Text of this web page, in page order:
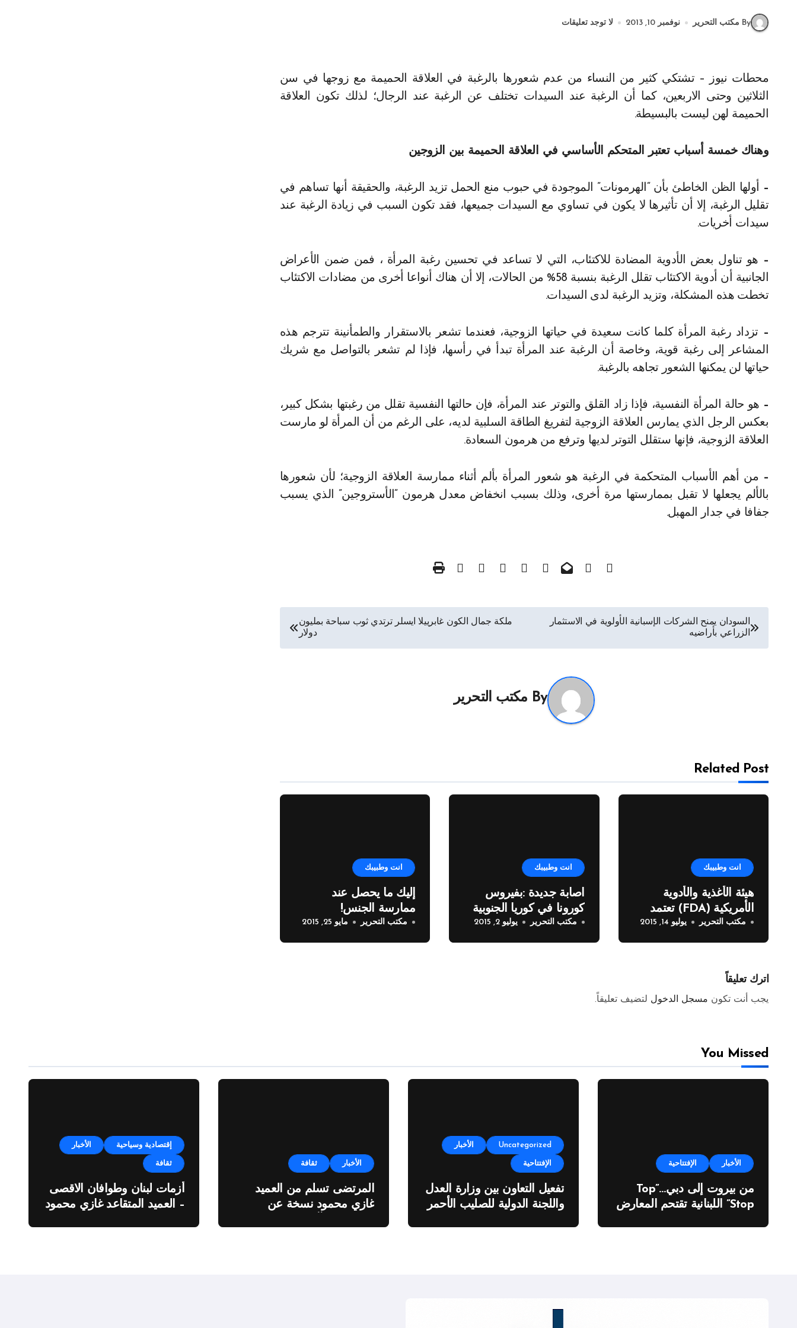
By مكتب التحرير نوفمبر 10, 2013 لا توجد تعليقات
محطات نيوز – تشتكي كثير من النساء من عدم شعورها بالرغبة في العلاقة الحميمة مع زوجها في سن
الثلاثين وحتى الاربعين، كما أن الرغبة عند السيدات تختلف عن الرغبة عند الرجال؛ لذلك تكون العلاقة
الحميمة لهن ليست بالبسيطة.
وهناك خمسة أسباب تعتبر المتحكم الأساسي في العلاقة الحميمة بين الزوجين
– أولها الظن الخاطئ بأن “الهرمونات” الموجودة في حبوب منع الحمل تزيد الرغبة، والحقيقة أنها تساهم في
تقليل الرغبة، إلا أن تأثيرها لا يكون في تساوي مع السيدات جميعها، فقد تكون السبب في زيادة الرغبة عند
سيدات أخريات.
– هو تناول بعض الأدوية المضادة للاكتئاب، التي لا تساعد في تحسين رغبة المرأة ، فمن ضمن الأعراض
الجانبية أن أدوية الاكتئاب تقلل الرغبة بنسبة 58% من الحالات، إلا أن هناك أنواعا أخرى من مضادات الاكتئاب
تخطت هذه المشكلة، وتزيد الرغبة لدى السيدات.
– تزداد رغبة المرأة كلما كانت سعيدة في حياتها الزوجية، فعندما تشعر بالاستقرار والطمأنينة تترجم هذه
المشاعر إلى رغبة قوية، وخاصة أن الرغبة عند المرأة تبدأ في رأسها، فإذا لم تشعر بالتواصل مع شريك
حياتها لن يمكنها الشعور تجاهه بالرغبة.
– هو حالة المرأة النفسية، فإذا زاد القلق والتوتر عند المرأة، فإن حالتها النفسية تقلل من رغبتها بشكل كبير،
بعكس الرجل الذي يمارس العلاقة الزوجية لتفريغ الطاقة السلبية لديه، على الرغم من أن المرأة لو مارست
العلاقة الزوجية، فإنها ستقلل التوتر لديها وترفع من هرمون السعادة.
– من أهم الأسباب المتحكمة في الرغبة هو شعور المرأة بألم أثناء ممارسة العلاقة الزوجية؛ لأن شعورها
بالألم يجعلها لا تقبل بممارستها مرة أخرى، وذلك بسبب انخفاض معدل هرمون “الأستروجين” الذي يسبب
جفافا في جدار المهبل.
تصفّح
المقالات
السودان يمنح الشركات الإسبانية الأولوية في الاستثمار
الزراعي بأراضيه
ملكة جمال الكون غابرييلا ايسلر ترتدي ثوب سباحة بمليون
دولار
By مكتب التحرير
Related Post
انت وطبيبك
هيئة الأغذية والأدوية
الأمريكية (FDA) تعتمد
(LCZ696) من نوفارتس
كعلاج جديد لقصور عضلة
مكتب التحرير يوليو 14, 2015
انت وطبيبك
اصابة جديدة :بفيروس
كورونا في كوريا الجنوبية
مكتب التحرير يوليو 2, 2015
انت وطبيبك
إليك ما يحصل عند
ممارسة الجنس!
مكتب التحرير مايو 25, 2015
اترك تعليقاً
يجب أنت تكون مسجل الدخول لتضيف تعليقاً.
You Missed
الأخبار الإفتتاحية
من بيروت إلى دبي…”Top
Stop” اللبنانية تقتحم المعارض
Uncategorized الأخبار
الإفتتاحية
تفعيل التعاون بين وزارة العدل
واللجنة الدولية للصليب الأحمر
الأخبار ثقافة
المرتضى تسلم من العميد
غازي محمود نسخة عن
إقتصادية وسياحية الأخبار
ثقافة
أزمات لبنان وطوافان الاقصى
– العميد المتقاعد غازي محمود